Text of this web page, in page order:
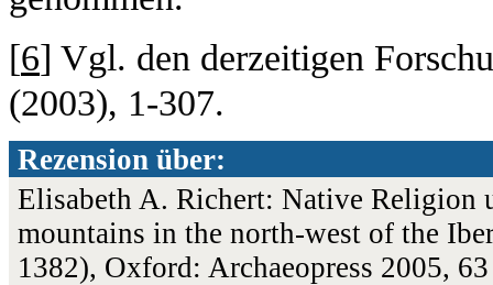
[6] Vgl. den derzeitigen
(2003), 1-307.
Rezension über:
Elisabeth A. Richert: Native Religion
mountains in the north-west of the
1382), Oxford: Archaeopress 2005,